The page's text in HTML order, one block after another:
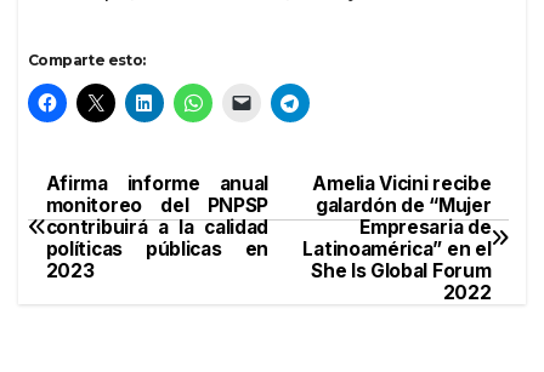
Comparte esto:
Navegación
de
Amelia Vicini recibe
galardón de “Mujer
Empresaria de
Latinoamérica” en el
She Is Global Forum
2022
Afirma informe anual
monitoreo del PNPSP
contribuirá a la calidad
políticas públicas en
2023